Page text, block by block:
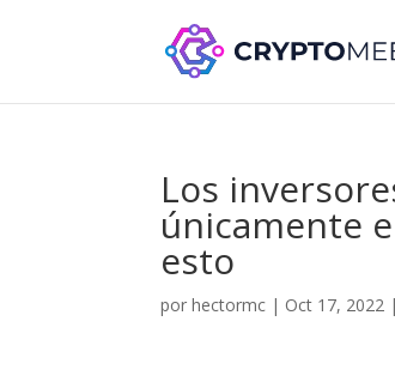
Los
únicamente
esto
porhectormc | Oct 17, 2022 |